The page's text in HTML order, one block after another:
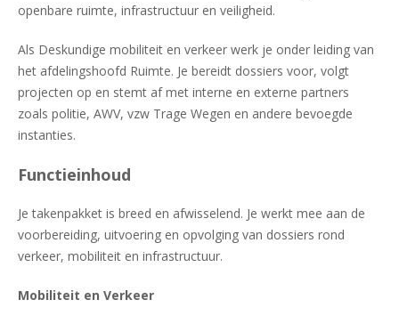
openbare ruimte, infrastructuur en veiligheid.
Als Deskundige mobiliteit en verkeer werk je onder leiding van
het afdelingshoofd Ruimte. Je bereidt dossiers voor, volgt
projecten op en stemt af met interne en externe partners
zoals politie, AWV, vzw Trage Wegen en andere bevoegde
instanties.
Functieinhoud
Je takenpakket is breed en afwisselend. Je werkt mee aan de
voorbereiding, uitvoering en opvolging van dossiers rond
verkeer, mobiliteit en infrastructuur.
Mobiliteit en Verkeer